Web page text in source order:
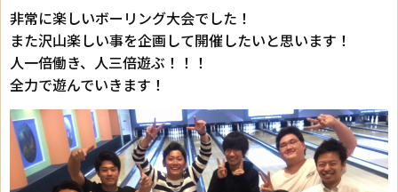
非常に楽しいボーリング大会でした！
また沢山楽しい事を企画して開催したいと思います！
人一倍働き、人三倍遊ぶ！！！
全力で遊んでいきます！